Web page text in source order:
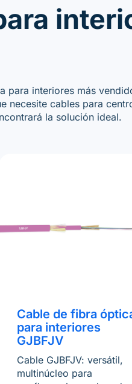
para interiores más
necesite cables para
la solución ideal.
Cable de fibra
para interiores
GJBFJV
Cable GJBFJV: versátil,
multinúcleo para